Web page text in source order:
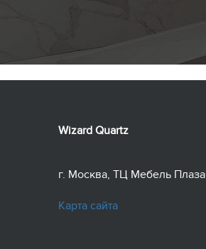
Wizard Quartz
г. Москва, ТЦ Мебель Плаза
Карта сайта